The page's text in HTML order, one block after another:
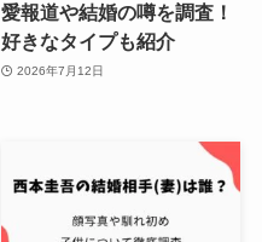
愛報道や結婚の噂を調査！
好きなタイプも紹介
2026年7月12日